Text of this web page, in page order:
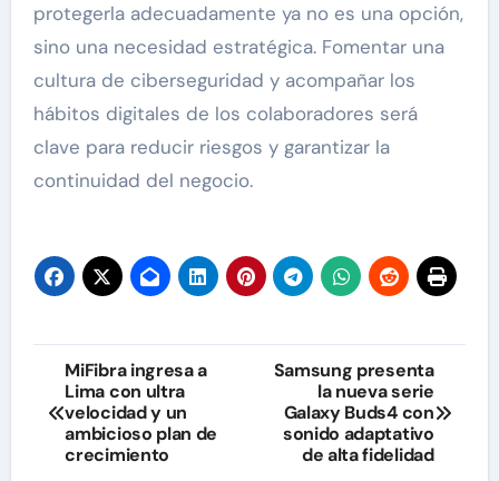
protegerla adecuadamente ya no es una opción,
sino una necesidad estratégica. Fomentar una
cultura de ciberseguridad y acompañar los
hábitos digitales de los colaboradores será
clave para reducir riesgos y garantizar la
continuidad del negocio.
Navegación
de
entradas
MiFibra ingresa a
Lima con ultra
velocidad y un
ambicioso plan de
crecimiento
Samsung presenta
la nueva serie
Galaxy Buds4 con
sonido adaptativo
de alta fidelidad